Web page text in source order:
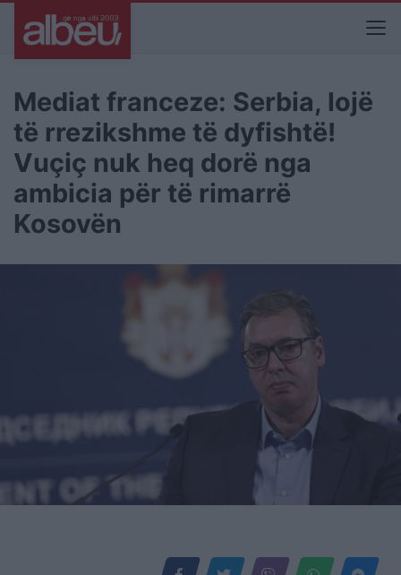
Mediat franceze: Serbia, lojë
të rrezikshme të dyfishtë!
Vuçiç nuk heq dorë nga
ambicia për të rimarrë
Kosovën